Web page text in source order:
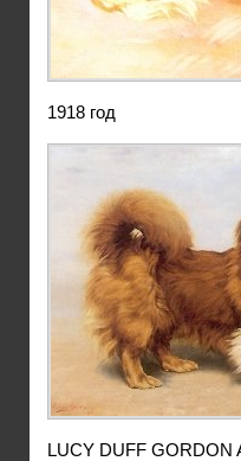
1918 год
LUCY DUFF GORDON